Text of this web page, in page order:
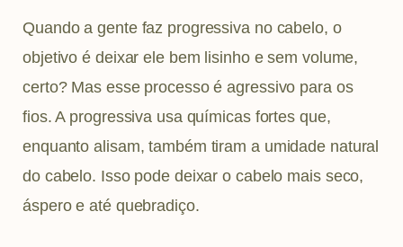
Quando a gente faz progressiva no cabelo, o
objetivo é deixar ele bem lisinho e sem volume,
certo? Mas esse processo é agressivo para os
fios. A progressiva usa químicas fortes que,
enquanto alisam, também tiram a umidade natural
do cabelo. Isso pode deixar o cabelo mais seco,
áspero e até quebradiço.